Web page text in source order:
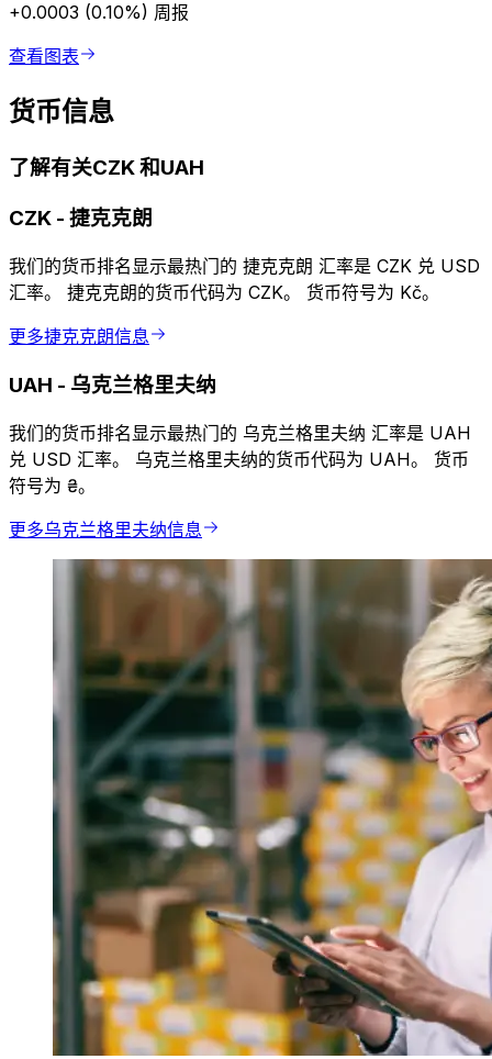
+0.0003 (0.10%) 周报
查看图表
货币信息
了解有关CZK 和UAH
CZK - 捷克克朗
我们的货币排名显示最热门的 捷克克朗 汇率是 CZK 兑 USD
汇率。 捷克克朗的货币代码为 CZK。 货币符号为 Kč。
更多捷克克朗信息
UAH - 乌克兰格里夫纳
我们的货币排名显示最热门的 乌克兰格里夫纳 汇率是 UAH
兑 USD 汇率。 乌克兰格里夫纳的货币代码为 UAH。 货币
符号为 ₴。
更多乌克兰格里夫纳信息